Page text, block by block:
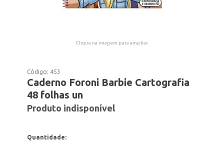
Clique na imagem para ampliar.
Código: 453
Caderno Foroni Barbie Cartografia
48 folhas un
Produto indisponível
Quantidade: